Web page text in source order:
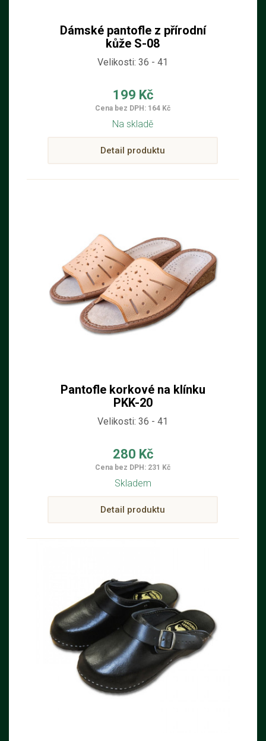
Dámské pantofle z přírodní
kůže S-08
Velikosti: 36 - 41
199 Kč
Cena bez DPH: 164 Kč
Na skladě
Detail produktu
Pantofle korkové na klínku
PKK-20
Velikosti: 36 - 41
280 Kč
Cena bez DPH: 231 Kč
Skladem
Detail produktu